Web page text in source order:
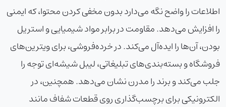
اطلاعات را واضح نگه می‌دارد بدون مخفی کردن محتوا، که ایمنی
را افزایش می‌دهد. مقاومت در برابر مواد شیمیایی و استریل
بودن، آن‌ها را ایده‌آل می‌کند. در خرده‌فروشی، برای ویترین‌های
فروشگاه و بسته‌بندی‌های تبلیغاتی، لیبل شیشه‌ای توجه را
جلب می‌کند و برند را مدرن نشان می‌دهد. همچنین، در
الکترونیکی برای برچسب‌گذاری روی قطعات شفاف مانند